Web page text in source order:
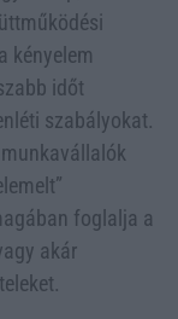
kényelem
időt
szabályokat.
foglalja a
akár